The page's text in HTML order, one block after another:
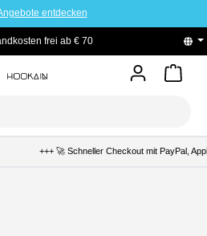
entdecken
ab € 70 PayPal
+++ 🚀 Schneller Checkout mit PayPal, Apple